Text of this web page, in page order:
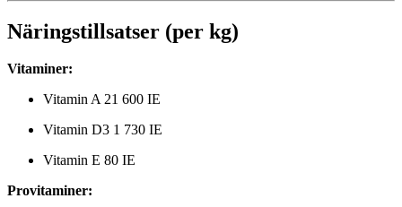
Näringstillsatser (per kg)
Vitaminer:
Vitamin A 21 600 IE
Vitamin D3 1 730 IE
Vitamin E 80 IE
Provitaminer: